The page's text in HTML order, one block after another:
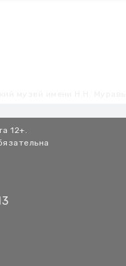
12+.